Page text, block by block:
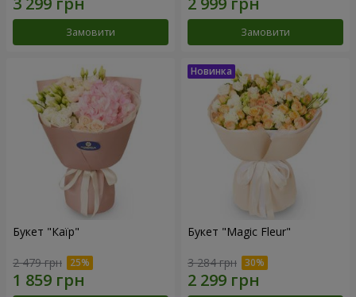
Замовити Замовити
Букет "Каїр"
2 479 грн
Букет "Magic Fleur"
3 284 грн